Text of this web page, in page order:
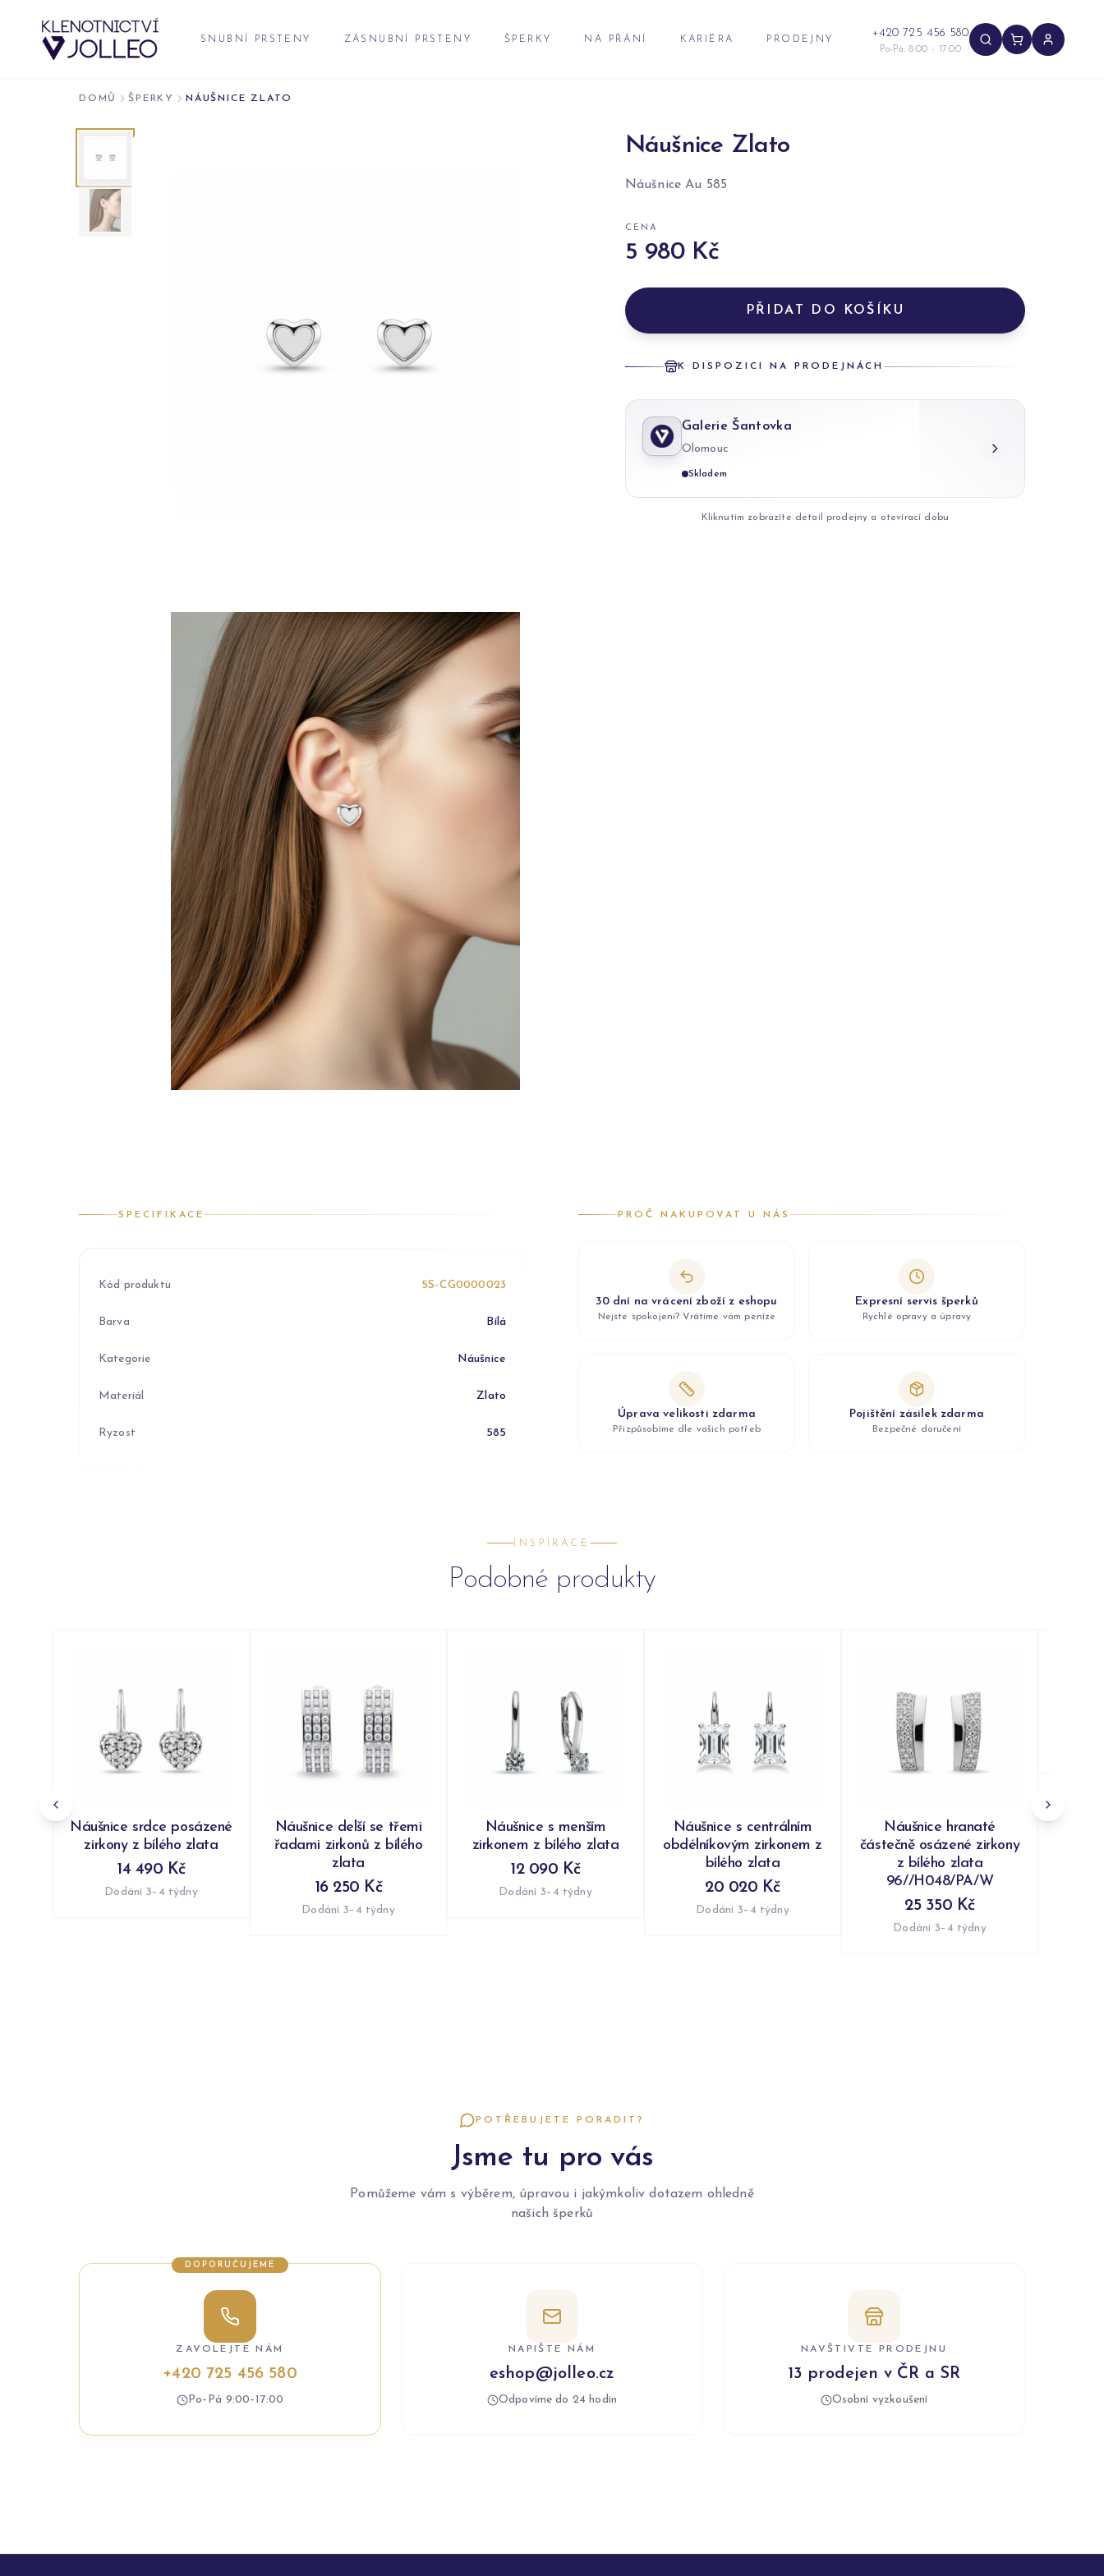
SNUBNÍ PRSTENY ZÁSNUBNÍ PRSTENY ŠPERKY NA PŘÁNÍ KARIÉRA PRODEJNY +420 725 456 580
Po-Pá: 8:00 - 17:00
DOMŮ ŠPERKY NÁUŠNICE ZLATO
Náušnice Zlato
Náušnice Au 585
CENA
5 980 Kč
PŘIDAT DO KOŠÍKU
K DISPOZICI NA PRODEJNÁCH
Galerie Šantovka
Olomouc
Skladem
Kliknutím zobrazíte detail prodejny a otevírací dobu
SPECIFIKACE
Kód produktu 5S-CG0000023
Barva Bílá
Kategorie Náušnice
Materiál Zlato
Ryzost 585
PROČ NAKUPOVAT U NÁS
30 dní na vrácení zboží z eshopu
Nejste spokojeni? Vrátíme vám peníze
Expresní servis šperků
Rychlé opravy a úpravy
Úprava velikosti zdarma
Přizpůsobíme dle vašich potřeb
Pojištění zásilek zdarma
Bezpečné doručení
INSPIRACE
Podobné produkty
Náušnice srdce posázené
zirkony z bílého zlata
14 490 Kč
Dodání 3–4 týdny
Náušnice delší se třemi
řadami zirkonů z bílého
zlata
16 250 Kč
Dodání 3–4 týdny
Náušnice s menším
zirkonem z bílého zlata
12 090 Kč
Dodání 3–4 týdny
Náušnice s centrálním
obdélníkovým zirkonem z
bílého zlata
20 020 Kč
Dodání 3–4 týdny
Náušnice hranaté
částečně osázené zirkony
z bílého zlata
96//H048/PA/W
25 350 Kč
Dodání 3–4 týdny
POTŘEBUJETE PORADIT?
Jsme tu pro vás
Pomůžeme vám s výběrem, úpravou i jakýmkoliv dotazem ohledně
našich šperků
DOPORUČUJEME
ZAVOLEJTE NÁM
+420 725 456 580
Po–Pá 9:00–17:00
NAPIŠTE NÁM
eshop@jolleo.cz
Odpovíme do 24 hodin
NAVŠTIVTE PRODEJNU
13 prodejen v ČR a SR
Osobní vyzkoušení